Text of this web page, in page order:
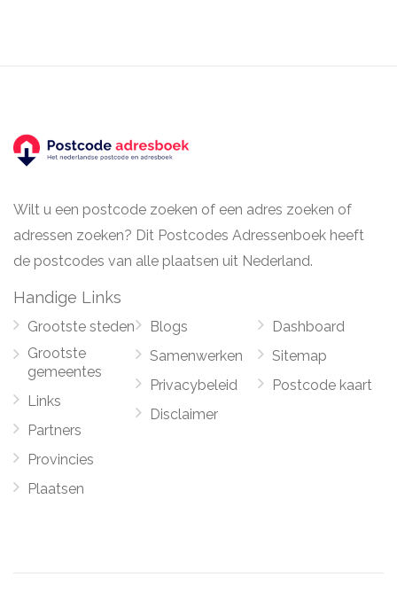
Wilt u een postcode zoeken of een adres zoeken of
adressen zoeken? Dit Postcodes Adressenboek heeft
de postcodes van alle plaatsen uit Nederland.
Handige Links
Grootste steden
Grootste
gemeentes
Links
Partners
Provincies
Plaatsen
Blogs
Samenwerken
Privacybeleid
Disclaimer
Dashboard
Sitemap
Postcode kaart